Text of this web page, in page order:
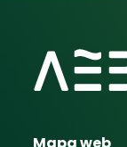
Mapa web